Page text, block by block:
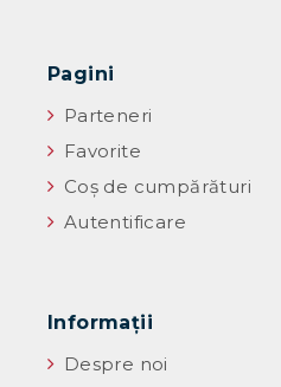
Pagini
Parteneri
Favorite
Coș de cumpărături
Autentificare
Informaţii
Despre noi